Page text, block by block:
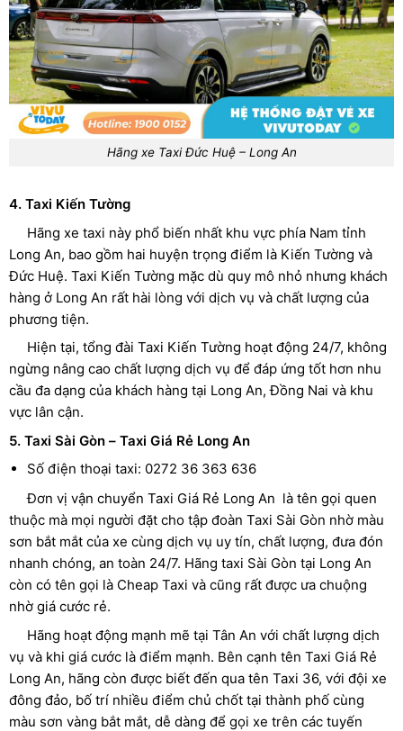
Hãng xe Taxi Đức Huệ – Long An
4. Taxi Kiến Tường
Hãng xe taxi này phổ biến nhất khu vực phía Nam tỉnh
Long An, bao gồm hai huyện trọng điểm là Kiến Tường và
Đức Huệ. Taxi Kiến Tường mặc dù quy mô nhỏ nhưng khách
hàng ở Long An rất hài lòng với dịch vụ và chất lượng của
phương tiện.
Hiện tại, tổng đài Taxi Kiến Tường hoạt động 24/7, không
ngừng nâng cao chất lượng dịch vụ để đáp ứng tốt hơn nhu
cầu đa dạng của khách hàng tại Long An, Đồng Nai và khu
vực lân cận.
5. Taxi Sài Gòn – Taxi Giá Rẻ Long An
Số điện thoại taxi: 0272 36 363 636
Đơn vị vận chuyển Taxi Giá Rẻ Long An là tên gọi quen
thuộc mà mọi người đặt cho tập đoàn Taxi Sài Gòn nhờ màu
sơn bắt mắt của xe cùng dịch vụ uy tín, chất lượng, đưa đón
nhanh chóng, an toàn 24/7. Hãng taxi Sài Gòn tại Long An
còn có tên gọi là Cheap Taxi và cũng rất được ưa chuộng
nhờ giá cước rẻ.
Hãng hoạt động mạnh mẽ tại Tân An với chất lượng dịch
vụ và khi giá cước là điểm mạnh. Bên cạnh tên Taxi Giá Rẻ
Long An, hãng còn được biết đến qua tên Taxi 36, với đội xe
đông đảo, bố trí nhiều điểm chủ chốt tại thành phố cùng
màu sơn vàng bắt mắt, dễ dàng để gọi xe trên các tuyến